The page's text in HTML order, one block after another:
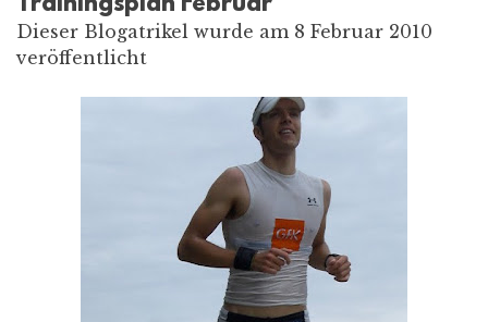
Dieser Blogatrikel wurde am 8 Februar 2010
veröffentlicht